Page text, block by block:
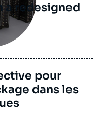
a redesigned
pour
dans les